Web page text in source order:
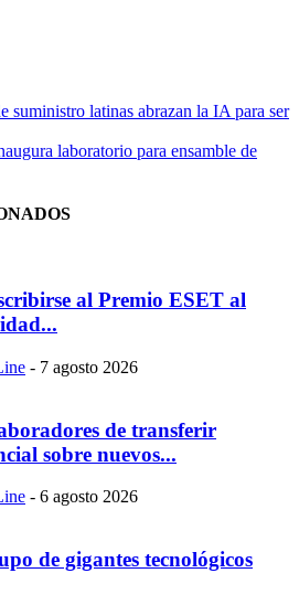
suministro latinas abrazan la IA para ser
laboratorio para ensamble de
al Premio ESET al
- 7 agosto 2026
de transferir
sobre nuevos...
- 6 agosto 2026
de gigantes tecnológicos